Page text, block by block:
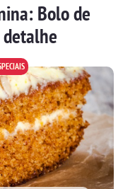
Bolo de